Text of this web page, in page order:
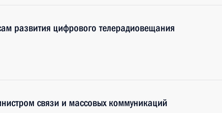
развития цифрового телерадиовещания
связи и массовых коммуникаций